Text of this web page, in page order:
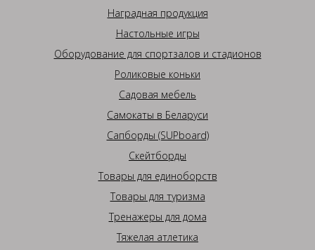
Наградная продукция
Настольные игры
Оборудование для спортзалов и стадионов
Роликовые коньки
Садовая мебель
Самокаты в Беларуси
Сапборды (SUPboard)
Скейтборды
Товары для единоборств
Товары для туризма
Тренажеры для дома
Тяжелая атлетика